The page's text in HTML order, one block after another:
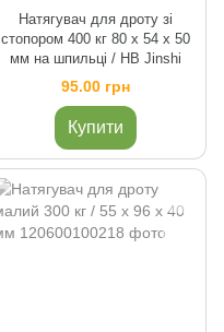
Натягувач для дроту зі
стопором 400 кг 80 х 54 х 50
мм на шпильці / HB Jinshi
95.00 грн
Купити